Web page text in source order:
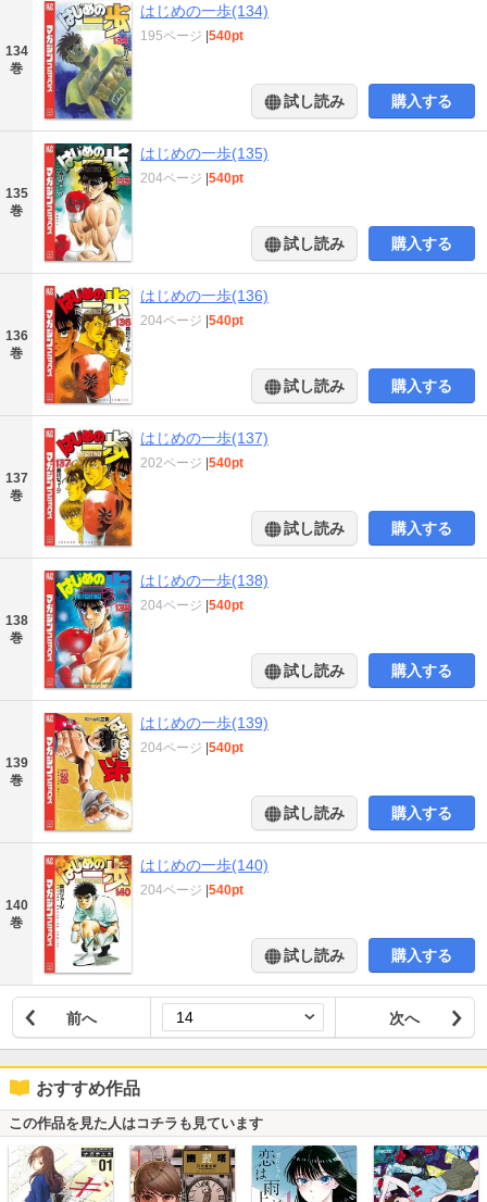
134
巻
はじめの一歩(134)
195ページ |540pt
試し読み 購入する
135
巻
はじめの一歩(135)
204ページ |540pt
試し読み 購入する
136
巻
はじめの一歩(136)
204ページ |540pt
試し読み 購入する
137
巻
はじめの一歩(137)
202ページ |540pt
試し読み 購入する
138
巻
はじめの一歩(138)
204ページ |540pt
試し読み 購入する
139
巻
はじめの一歩(139)
204ページ |540pt
試し読み 購入する
140
巻
はじめの一歩(140)
204ページ |540pt
試し読み 購入する
前へ 次へ
おすすめ作品
この作品を見た人はコチラも見ています